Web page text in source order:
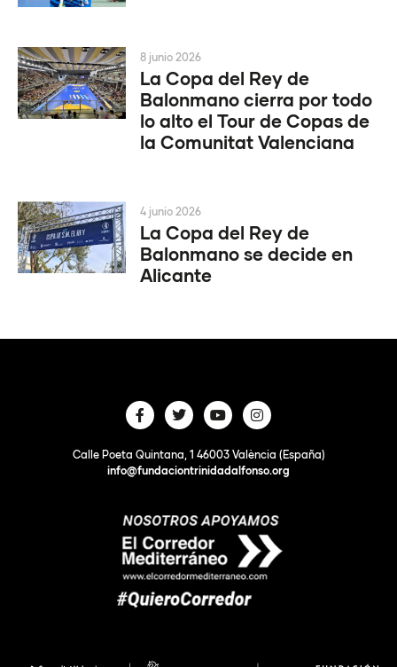
La Copa del Rey de
Balonmano cierra por todo
lo alto el Tour de Copas de
la Comunitat Valenciana
8 junio 2026
La Copa del Rey de
Balonmano se decide en
Alicante
4 junio 2026
Calle Poeta Quintana, 1 46003 València (España)
info@fundaciontrinidadalfonso.org